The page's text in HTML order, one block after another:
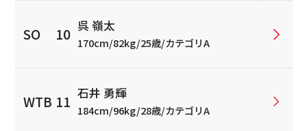
呉 嶺太
170cm/82kg/25歳/カテゴリA
石井 勇輝
184cm/96kg/28歳/カテゴリA